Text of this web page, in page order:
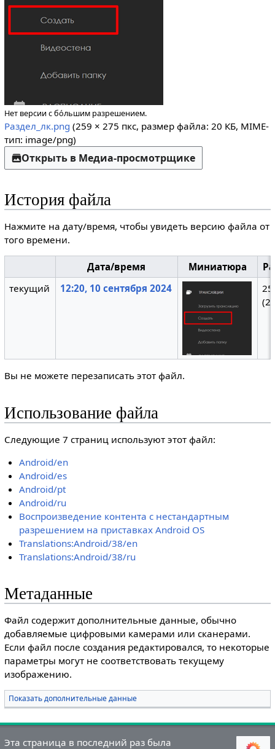
Нет версии с бо́льшим разрешением.
Раздел_лк.png (259 × 275 пкс, размер файла: 20 КБ, MIME-
тип: image/png)
Открыть в Медиа-просмотрщике
История файла
Нажмите на дату/время, чтобы увидеть версию файла от
того времени.
Дата/время Миниатюра
текущий
12:20, 10 сентября 2024
Вы не можете перезаписать этот файл.
Использование файла
Следующие 7 страниц используют этот файл:
Android/en
Android/es
Android/pt
Android/ru
Воспроизведение контента с нестандартным
разрешением на приставках Android OS
Translations:Android/38/en
Translations:Android/38/ru
Метаданные
Файл содержит дополнительные данные, обычно
добавляемые цифровыми камерами или сканерами.
Если файл после создания редактировался, то некоторые
параметры могут не соответствовать текущему
изображению.
Показать дополнительные данные
Эта страница в последний раз была